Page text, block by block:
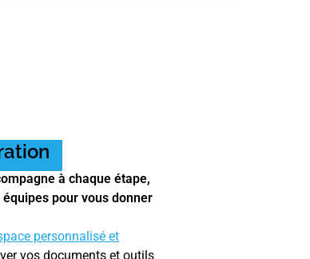
à chaque étape,
pour vous donner
personnalisé et
vos documents et outils